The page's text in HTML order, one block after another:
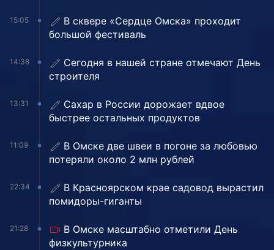
15:05
В сквере «Сердце Омска» проходит
большой фестиваль
14:38
Сегодня в нашей стране отмечают День
строителя
13:31
Сахар в России дорожает вдвое
быстрее остальных продуктов
11:09
В Омске две швеи в погоне за любовью
потеряли около 2 млн рублей
22:34
В Красноярском крае садовод вырастил
помидоры-гиганты
21:28
В Омске масштабно отметили День
физкультурника